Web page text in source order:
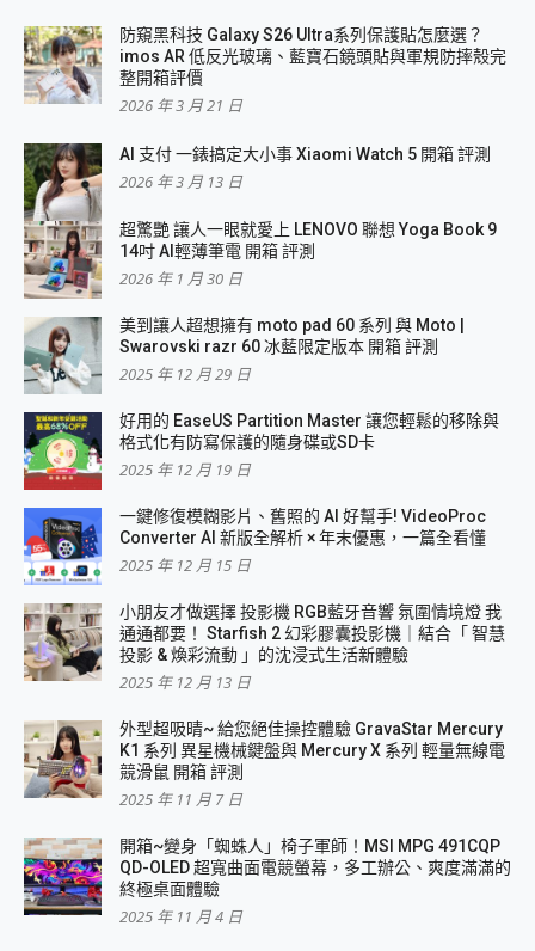
防窺黑科技 Galaxy S26 Ultra系列保護貼怎麼選？
imos AR 低反光玻璃、藍寶石鏡頭貼與軍規防摔殼完
整開箱評價
2026 年 3 月 21 日
AI 支付 一錶搞定大小事 Xiaomi Watch 5 開箱 評測
2026 年 3 月 13 日
超驚艷 讓人一眼就愛上 LENOVO 聯想 Yoga Book 9
14吋 AI輕薄筆電 開箱 評測
2026 年 1 月 30 日
美到讓人超想擁有 moto pad 60 系列 與 Moto |
Swarovski razr 60 冰藍限定版本 開箱 評測
2025 年 12 月 29 日
好用的 EaseUS Partition Master 讓您輕鬆的移除與
格式化有防寫保護的隨身碟或SD卡
2025 年 12 月 19 日
一鍵修復模糊影片、舊照的 AI 好幫手! VideoProc
Converter AI 新版全解析 × 年末優惠，一篇全看懂
2025 年 12 月 15 日
小朋友才做選擇 投影機 RGB藍牙音響 氛圍情境燈 我
通通都要！ Starfish 2 幻彩膠囊投影機｜結合「 智慧
投影 & 煥彩流動 」的沈浸式生活新體驗
2025 年 12 月 13 日
外型超吸晴~ 給您絕佳操控體驗 GravaStar Mercury
K1 系列 異星機械鍵盤與 Mercury X 系列 輕量無線電
競滑鼠 開箱 評測
2025 年 11 月 7 日
開箱~變身「蜘蛛人」椅子軍師！MSI MPG 491CQP
QD-OLED 超寬曲面電競螢幕，多工辦公、爽度滿滿的
終極桌面體驗
2025 年 11 月 4 日